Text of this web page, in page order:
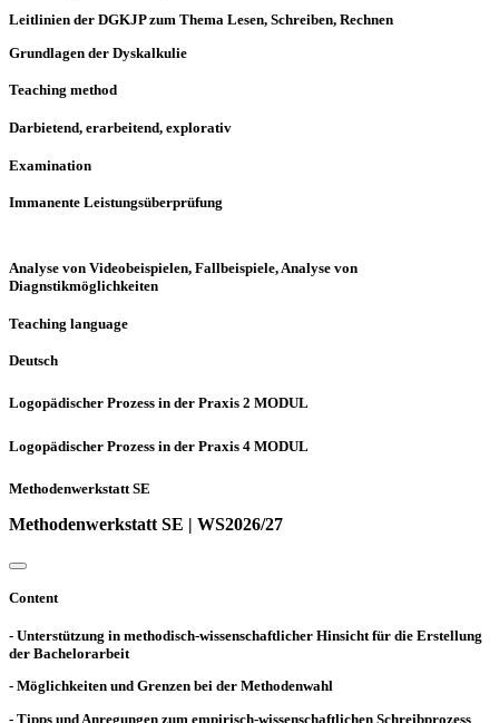
Leitlinien der DGKJP zum Thema Lesen, Schreiben, Rechnen
Grundlagen der Dyskalkulie
Teaching method
Darbietend, erarbeitend, explorativ
Examination
Immanente Leistungsüberprüfung
Analyse von Videobeispielen, Fallbeispiele, Analyse von
Diagnstikmöglichkeiten
Teaching language
Deutsch
Logopädischer Prozess in der Praxis 2 MODUL
Logopädischer Prozess in der Praxis 4 MODUL
Methodenwerkstatt SE
Methodenwerkstatt SE | WS2026/27
Content
- Unterstützung in methodisch-wissenschaftlicher Hinsicht für die Erstellung
der Bachelorarbeit
- Möglichkeiten und Grenzen bei der Methodenwahl
- Tipps und Anregungen zum empirisch-wissenschaftlichen Schreibprozess